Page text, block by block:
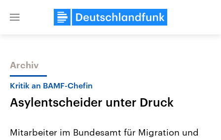
Close
Themen
Archiv
Kritik an BAMF-Chefin
Asylentscheider unter Druck
Mitarbeiter im Bundesamt für Migration und